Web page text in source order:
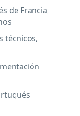
de Francia,
técnicos,